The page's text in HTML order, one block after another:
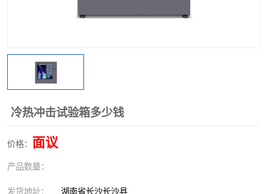
冷热冲击试验箱多少钱
价格： 面议
产品数量：
发货地址： 湖南省长沙长沙县